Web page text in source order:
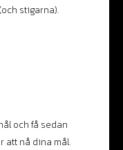
stigarna).
och få sedan
att nå dina mål.